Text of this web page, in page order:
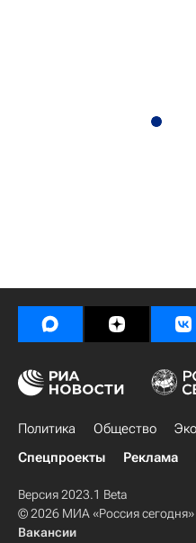
Политика Общество
Спецпроекты
Реклама
Версия 2023.1 Beta
© 2026 МИА «Россия сегодня»
Вакансии